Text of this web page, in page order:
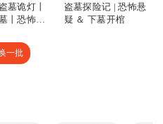
墓诡灯丨
丨恐怖丨
盗墓探险记 | 恐怖悬
疑 ＆ 下墓开棺
一批